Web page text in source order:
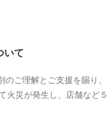
いて
ご理解とご支援を賜り
火災が発生し、店舗など